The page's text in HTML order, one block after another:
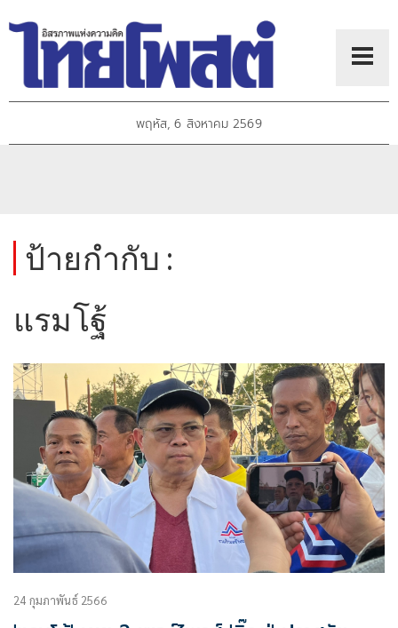
พฤหัส, 6 สิงหาคม 2569
ป้ายกำกับ :
แรมโฐ้
24 กุมภาพันธ์ 2566